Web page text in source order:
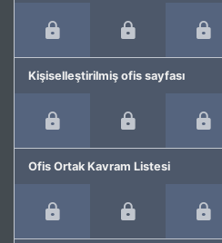
Kişiselleştirilmiş ofis sayfası
Ofis Ortak Kavram Listesi